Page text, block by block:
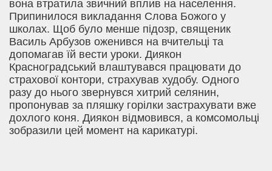
вона втратила звичний вплив на населення.
Припинилося викладання Слова Божого у
школах. Щоб було менше підозр, священик
Василь Арбузов оженився на вчительці та
допомагав їй вести уроки. Диякон
Красноградський влаштувався працювати до
страхової контори, страхував худобу. Одного
разу до нього звернувся хитрий селянин,
пропонував за пляшку горілки застрахувати вже
дохлого коня. Диякон відмовився, а комсомольці
зобразили цей момент на карикатурі.